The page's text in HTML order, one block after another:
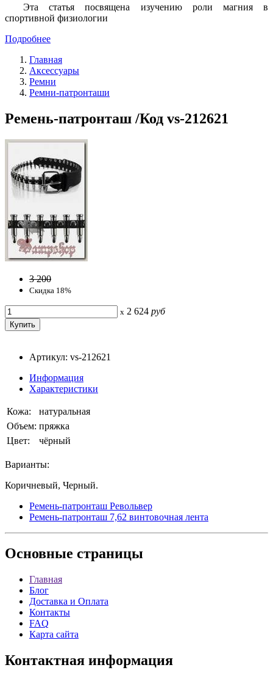
Эта статья посвящена изучению роли магния в
спортивной физиологии
Подробнее
Главная
Аксессуары
Ремни
Ремни-патронташи
Ремень-патронташ /Код vs-212621
3 200
Скидка 18%
x 2 624 руб
Артикул: vs-212621
Информация
Характеристики
Кожа:
натуральная
Объем: пряжка
Цвет:
чёрный
Варианты:
Коричневый, Черный.
Ремень-патронташ Револьвер
Ремень-патронташ 7,62 винтовочная лента
Основные страницы
Главная
Блог
Доставка и Оплата
Контакты
FAQ
Карта сайта
Контактная информация